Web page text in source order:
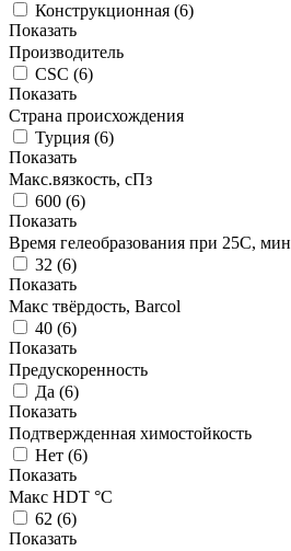
Конструкционная (6)
Показать
Производитель
CSC (6)
Показать
Страна происхождения
Турция (6)
Показать
Макс.вязкoсть, сПз
600 (6)
Показать
Время гелеобразования при 25С, мин
32 (6)
Показать
Макс твёрдость, Barcol
40 (6)
Показать
Предускоренность
Да (6)
Показать
Подтвержденная химостойкость
Нет (6)
Показать
Макс HDT °С
62 (6)
Показать